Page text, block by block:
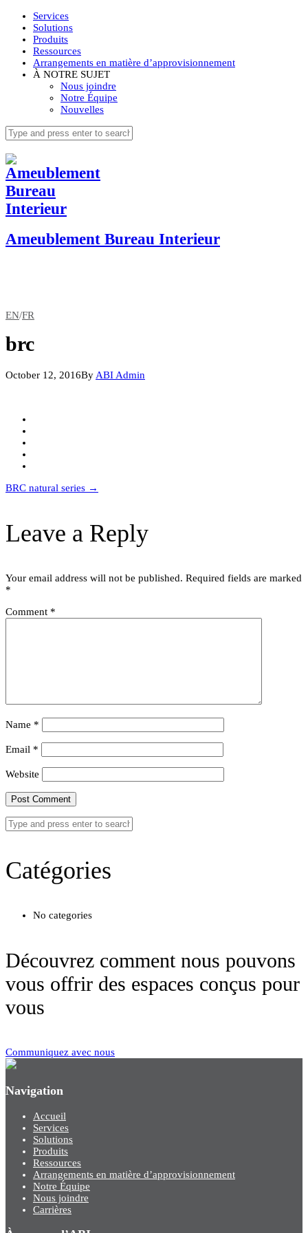
Services
Solutions
Produits
Ressources
Arrangements en matière d’approvisionnement
À NOTRE SUJET
Nous joindre
Notre Équipe
Nouvelles
Ameublement Bureau Interieur
EN/FR
brc
October 12, 2016By ABI Admin
Post
BRC natural series →
Leave a Reply
Your email address will not be published. Required fields are marked
*
Comment *
Name *
Email *
Website
Catégories
No categories
Découvrez comment nous pouvons
vous offrir des espaces conçus pour
vous
Communiquez avec nous
Navigation
Accueil
Services
Solutions
Produits
Ressources
Arrangements en matière d’approvisionnement
Notre Équipe
Nous joindre
Carrières